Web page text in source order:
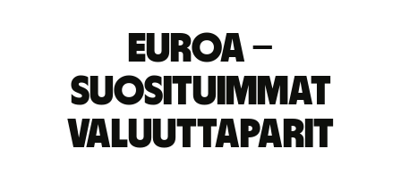
euroa –
suosituimmat
valuuttaparit